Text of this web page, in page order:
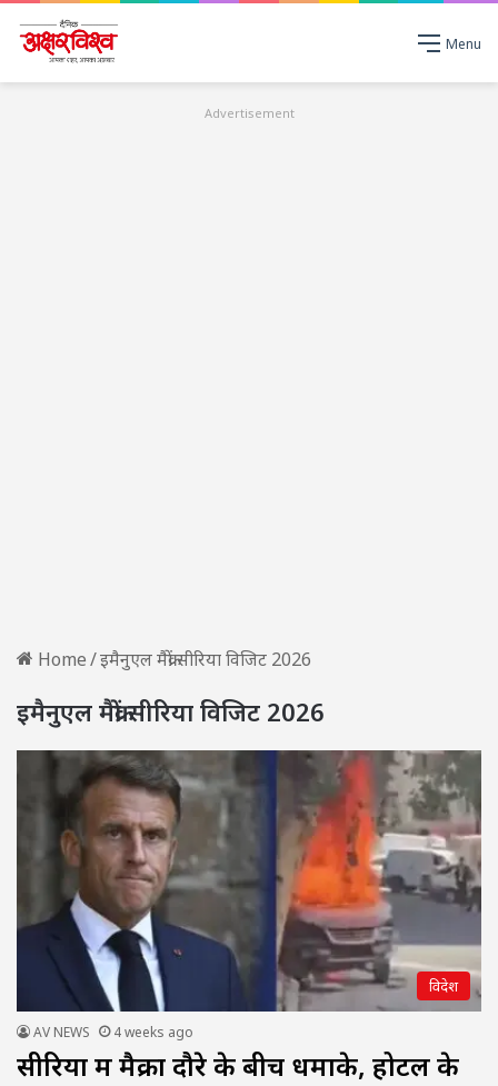
Menu
Advertisement
Home/इमैनुएल मैक्रों सीरिया विजिट 2026
इमैनुएल मैक्रों सीरिया विजिट 2026
विदेश
AV NEWS 4 weeks ago
सीरिया में मैक्रों दौरे के बीच धमाके, होटल के